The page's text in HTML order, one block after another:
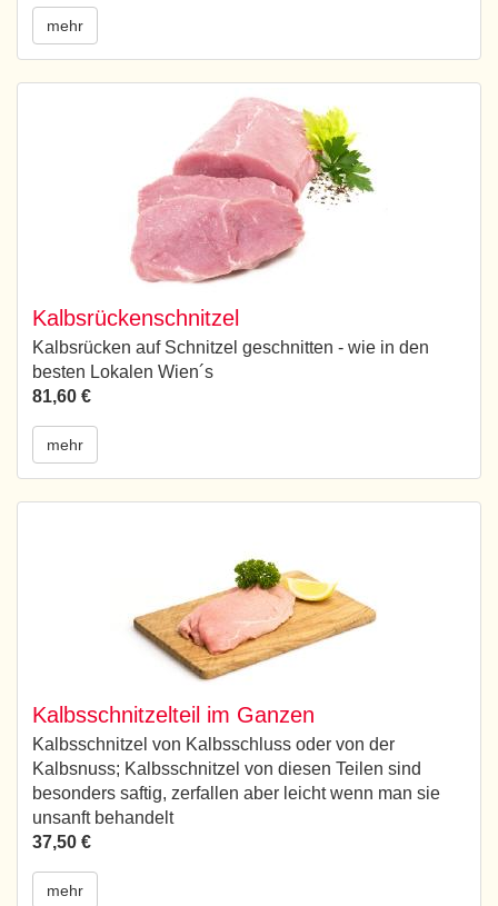
mehr
Kalbsrückenschnitzel
Kalbsrücken auf Schnitzel geschnitten - wie in den
besten Lokalen Wien´s
81,60 €
mehr
Kalbsschnitzelteil im Ganzen
Kalbsschnitzel von Kalbsschluss oder von der
Kalbsnuss; Kalbsschnitzel von diesen Teilen sind
besonders saftig, zerfallen aber leicht wenn man sie
unsanft behandelt
37,50 €
mehr